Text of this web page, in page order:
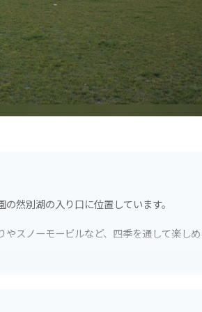
然別湖の入り口に位置しています。
スノーモービルなど、四季を通して楽し